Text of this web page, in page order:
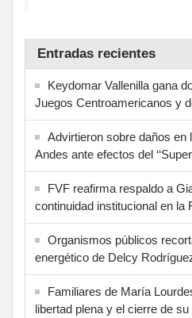
Entradas recientes
Keydomar Vallenilla gana
Juegos Centroamericanos y
Advirtieron sobre daños en
Andes ante efectos del
FVF reafirma respaldo a
continuidad institucional en la
Organismos públicos
energético de Delcy
Familiares de María
libertad plena y el cierre de